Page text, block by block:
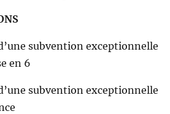
subvention exceptionnelle
en 6
subvention exceptionnelle